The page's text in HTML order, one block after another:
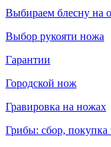
Выбираем блесну на
Выбор рукояти ножа
Гарантии
Городской нож
Гравировка на ножах
Грибы: сбор, покупка